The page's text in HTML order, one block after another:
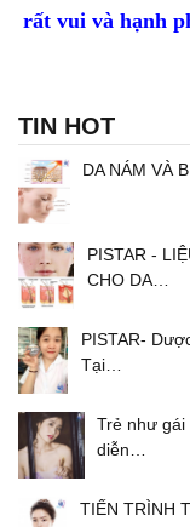
rất vui và hạnh
TIN HOT
DA NÁM VÀ
PISTAR -
CHO DA…
PISTAR-
Tại…
Trẻ như gái
diễn…
TIẾN TRÌNH